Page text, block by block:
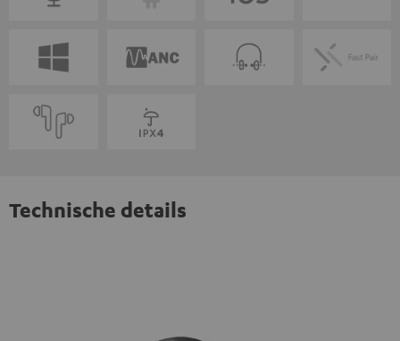
Technische details